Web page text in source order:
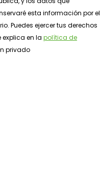
esta información por el
Puedes ejercer tus derechos
explica en lapolítica de
privado